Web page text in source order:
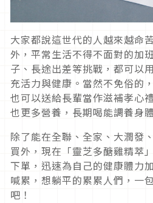
大家都說這世代的人越來越命
外，平常生活不得不面對的加
子、長途出差等挑戰，都可以
充活力與健康。當然不免俗的
也可以送給長輩當作滋補孝心
也更多營養，長期喝能調養身
除了能在全聯、全家、大潤發
買外，現在「靈芝多醣雞精萃
下單，迅速為自己的健康體力
喊累，想躺平的累累人們，一
吧！